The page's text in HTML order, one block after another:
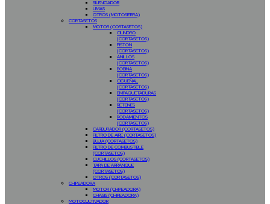
SILENCIADOR
LIMAS
OTROS (MOTOSIERRA)
CORTASETOS
MOTOR (CORTASETOS)
CILINDRO
(CORTASETOS)
PISTON
(CORTASETOS)
ANILLOS
(CORTASETOS)
BOBINA
(CORTASETOS)
CIGUEÑAL
(CORTASETOS)
EMPAQUETADURAS
(CORTASETOS)
RETENES
(CORTASETOS)
RODAMIENTOS
(CORTASETOS)
CARBURADOR (CORTASETOS)
FILTRO DE AIRE (CORTASETOS)
BUJIA (CORTASETOS)
FILTRO DE COMBUSTIBLE
(CORTASETOS)
CUCHILLOS (CORTASETOS)
TAPA DE ARRANQUE
(CORTASETOS)
OTROS (CORTASETOS)
CHIPEADORA
MOTOR (CHIPEADORA)
CHASIS (CHIPEADORA)
MOTOCULTIVADOR